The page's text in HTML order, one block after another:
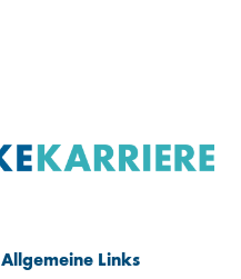
Allgemeine Links